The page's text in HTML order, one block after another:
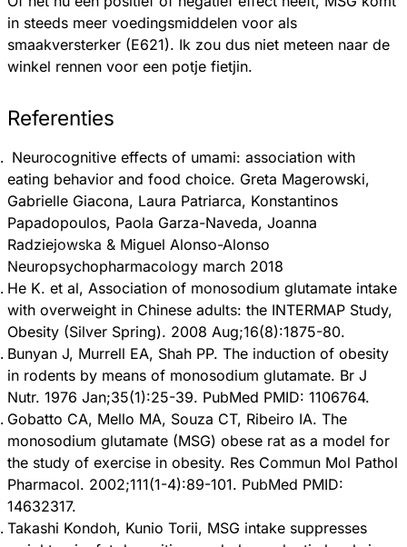
in steeds meer voedingsmiddelen voor als
smaakversterker (E621). Ik zou dus niet meteen naar de
winkel rennen voor een potje fietjin.
Referenties
Neurocognitive effects of umami: association with
eating behavior and food choice. Greta Magerowski,
Gabrielle Giacona, Laura Patriarca, Konstantinos
Papadopoulos, Paola Garza-Naveda, Joanna
Radziejowska & Miguel Alonso-Alonso
Neuropsychopharmacology march 2018
He K. et al, Association of monosodium glutamate intake
with overweight in Chinese adults: the INTERMAP Study,
Obesity (Silver Spring). 2008 Aug;16(8):1875-80.
Bunyan J, Murrell EA, Shah PP. The induction of obesity
in rodents by means of monosodium glutamate. Br J
Nutr. 1976 Jan;35(1):25-39. PubMed PMID: 1106764.
Gobatto CA, Mello MA, Souza CT, Ribeiro IA. The
monosodium glutamate (MSG) obese rat as a model for
the study of exercise in obesity. Res Commun Mol Pathol
Pharmacol. 2002;111(1-4):89-101. PubMed PMID:
14632317.
Takashi Kondoh, Kunio Torii, MSG intake suppresses